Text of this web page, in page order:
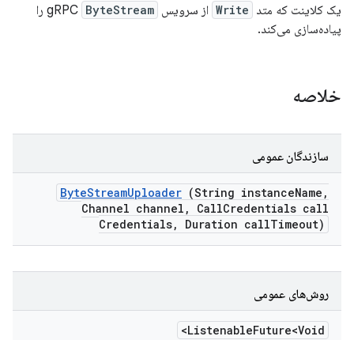
یک کلاینت که متد Write از سرویس gRPC ByteStream
را
پیاده‌سازی می‌کند.
خلاصه
سازندگان عمومی
ByteStreamUploader (String instanceName ,
Channel channel , CallCredentials call
Credentials, Duration callTimeout)
روش‌های عمومی
ListenableFuture<Void>